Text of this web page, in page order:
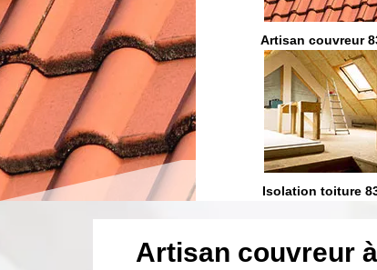
toiture 83 Artisan couvreur
et fuite toiture 83 Isolation toiture
Artisan couvreur